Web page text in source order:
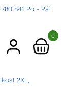
841 Po - Pá:
0
2XL,